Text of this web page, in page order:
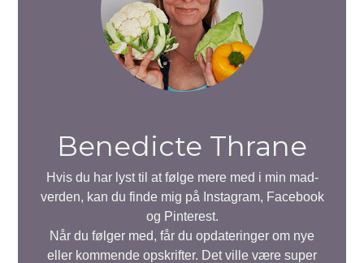
Benedicte Thrane
Hvis du har lyst til at følge mere med i min mad-
verden, kan du finde mig på Instagram, Facebook
og Pinterest.
Når du følger med, får du opdateringer om nye
eller kommende opskrifter. Det ville være super